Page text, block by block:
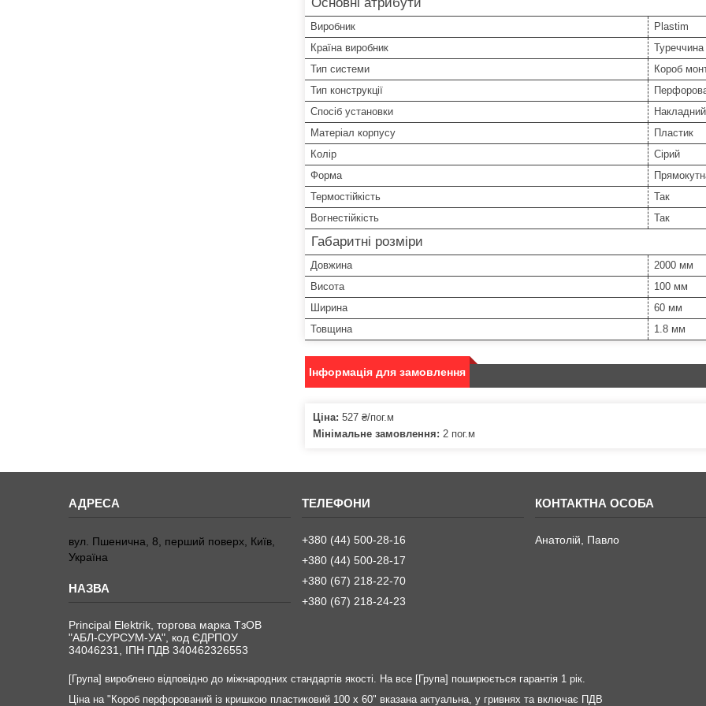
Виробник
Plastim
Країна виробник
Туреччина
Тип системи
Короб
Тип конструкції
Спосіб установки
Накладний
Матеріал корпусу
Пластик
Колір
Сірий
Форма
Термостійкість
Так
Вогнестійкість
Так
Габаритні розміри
Довжина
2000 мм
Висота
100 мм
Ширина
60 мм
Товщина
1.8 мм
Інформація для замовлення
Ціна: 527 ₴/пог.м
Мінімальне замовлення: 2 пог.м
вул. Пшенична, 8, перший поверх, Київ,
Україна
Principal Elektrik, торгова марка ТзОВ
"АБЛ-СУРСУМ-УА", код ЄДРПОУ
34046231, ІПН ПДВ 340462326553
+380 (44) 500-28-16
+380 (44) 500-28-17
+380 (67) 218-22-70
+380 (67) 218-24-23
Анатолій, Павло
[Група] вироблено відповідно до міжнародних стандартів якості. На все [Група] поширюється гарантія 1 рік.
Ціна на "Короб перфорований із кришкою пластиковий 100 х 60" вказана актуальна, у гривнях та включає ПДВ